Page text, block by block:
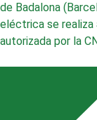
de Badalona
eléctrica se realiza
autorizada por la